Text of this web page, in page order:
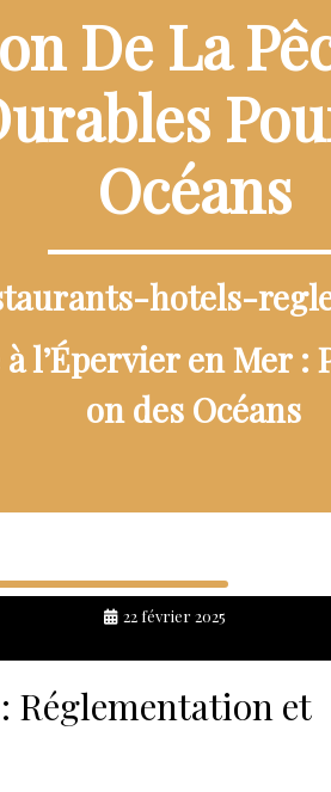
De La
Océans
hotels-
l’Épervier en Mer
on des Océans
22 février 2025
Réglementation et